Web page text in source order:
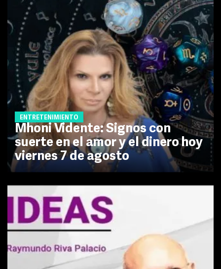
ENTRETENIMIENTO
Mhoni Vidente: Signos con
suerte en el amor y el dinero hoy
viernes 7 de agosto